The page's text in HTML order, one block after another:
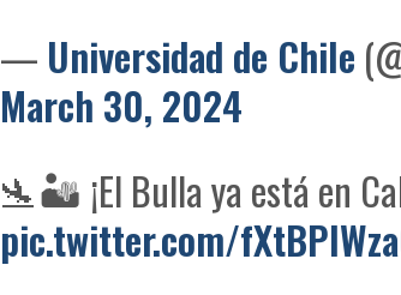
— Universidad de Chile
March 30, 2024
🛬🏜️ ¡El Bulla ya está en
pic.twitter.com/